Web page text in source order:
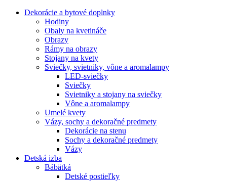
Dekorácie a bytové doplnky
Hodiny
Obaly na kvetináče
Obrazy
Rámy na obrazy
Stojany na kvety
Sviečky, svietniky, vône a aromalampy
LED-sviečky
Sviečky
Svietniky a stojany na sviečky
Vône a aromalampy
Umelé kvety
Vázy, sochy a dekoračné predmety
Dekorácie na stenu
Sochy a dekoračné predmety
Vázy
Detská izba
Bábätká
Detské postieľky